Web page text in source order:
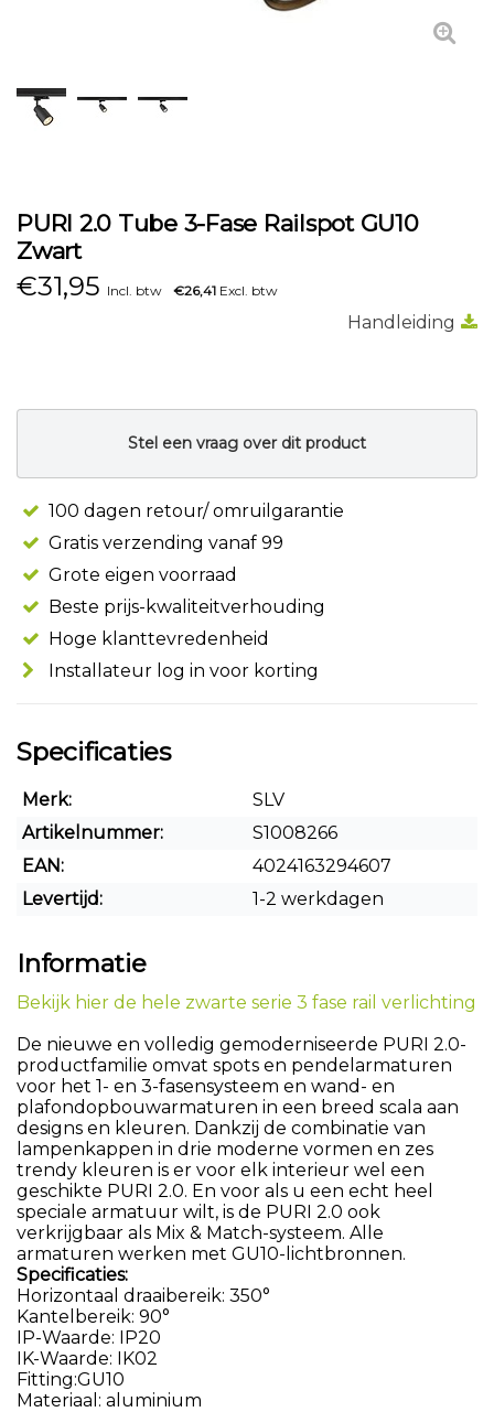
PURI 2.0 Tube 3-Fase Railspot GU10
Zwart
€31,95 Incl. btw €26,41 Excl. btw
Handleiding
Stel een vraag over dit product
100 dagen retour/ omruilgarantie
Gratis verzending vanaf 99
Grote eigen voorraad
Beste prijs-kwaliteitverhouding
Hoge klanttevredenheid
Installateur log in voor korting
Specificaties
Merk:
SLV
Artikelnummer:
S1008266
EAN:
4024163294607
Levertijd:
1-2 werkdagen
Informatie
Bekijk hier de hele zwarte serie 3 fase rail verlichting
De nieuwe en volledig gemoderniseerde PURI 2.0-
productfamilie omvat spots en pendelarmaturen
voor het 1- en 3-fasensysteem en wand- en
plafondopbouwarmaturen in een breed scala aan
designs en kleuren. Dankzij de combinatie van
lampenkappen in drie moderne vormen en zes
trendy kleuren is er voor elk interieur wel een
geschikte PURI 2.0. En voor als u een echt heel
speciale armatuur wilt, is de PURI 2.0 ook
verkrijgbaar als Mix & Match-systeem. Alle
armaturen werken met GU10-lichtbronnen.
Specificaties:
Horizontaal draaibereik: 350°
Kantelbereik: 90°
IP-Waarde: IP20
IK-Waarde: IK02
Fitting:GU10
Materiaal: aluminium